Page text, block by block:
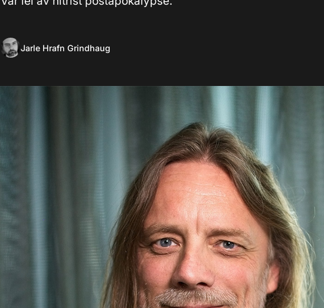
Jarle Hrafn Grindhaug